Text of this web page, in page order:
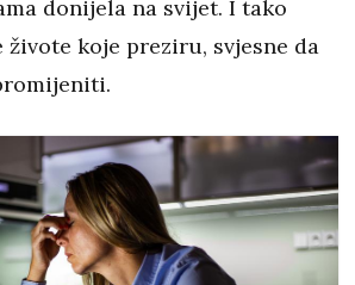
donijela na svijet. I tako
živote koje preziru, svjesne da